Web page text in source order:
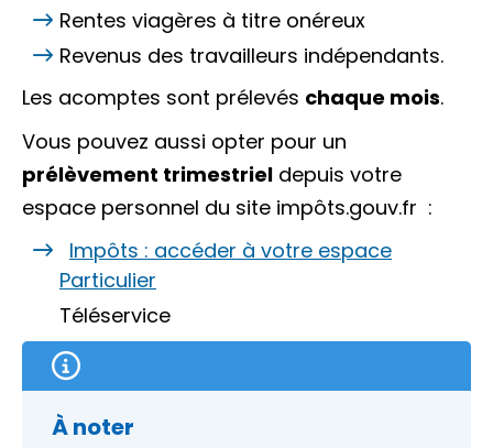
Rentes viagères à titre onéreux
Revenus des travailleurs indépendants.
Les acomptes sont prélevés chaque mois.
Vous pouvez aussi opter pour un
prélèvement trimestriel depuis votre
espace personnel du site impôts.gouv.fr :
Impôts : accéder à votre espace
Particulier
Téléservice
À noter